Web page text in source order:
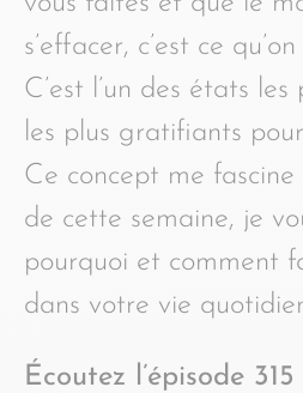
s’effacer, c’est ce
C’est l’un des états
les plus gratifiants
Ce concept me fascine
de cette semaine, je
pourquoi et comment
dans votre vie
Écoutez l’épisode